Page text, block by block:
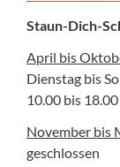
Staun-Dich-
April bis
Dienstag bis
10.00 bis
November bis
geschlossen